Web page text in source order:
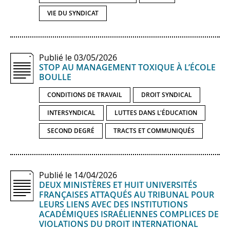
VIE DU SYNDICAT
Publié le 03/05/2026
STOP AU MANAGEMENT TOXIQUE À L’ÉCOLE
BOULLE
CONDITIONS DE TRAVAIL DROIT SYNDICAL
INTERSYNDICAL LUTTES DANS L'ÉDUCATION
SECOND DEGRÉ TRACTS ET COMMUNIQUÉS
Publié le 14/04/2026
DEUX MINISTÈRES ET HUIT UNIVERSITÉS
FRANÇAISES ATTAQUÉS AU TRIBUNAL POUR
LEURS LIENS AVEC DES INSTITUTIONS
ACADÉMIQUES ISRAÉLIENNES COMPLICES DE
VIOLATIONS DU DROIT INTERNATIONAL